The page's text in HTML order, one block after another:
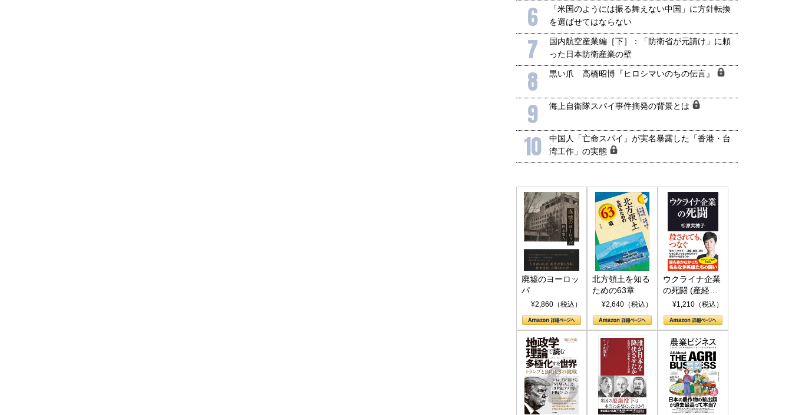
6
「米国のようには振る舞えない中国」に方針転換
を選ばせてはならない
7
国内航空産業編［下］：「防衛省が元請け」に頼
った日本防衛産業の壁
8 黒い爪 高橋昭博『ヒロシマいのちの伝言』
9 海上自衛隊スパイ事件摘発の背景とは
10
中国人「亡命スパイ」が実名暴露した「香港・台
湾工作」の実態
廃墟のヨーロッ
パ
¥2,860（税込）
北方領土を知る
ための63章
¥2,640（税込）
ウクライナ企業
の死闘 (産経セ
レクト S 039)
¥1,210（税込）